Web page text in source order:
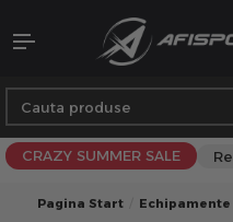
CRAZY SUMMER SALE
Pagina Start Echipamente